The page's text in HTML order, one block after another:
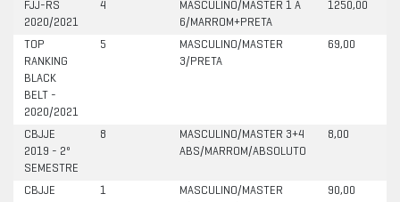
FJJ-RS
2020/2021
4
MASCULINO/MASTER 1 A
6/MARROM+PRETA
1250,00
TOP
RANKING
BLACK
BELT -
2020/2021
5
MASCULINO/MASTER
3/PRETA
69,00
CBJJE
2019 - 2º
SEMESTRE
8
MASCULINO/MASTER 3+4
ABS/MARROM/ABSOLUTO
8,00
CBJJE
1
MASCULINO/MASTER
90,00